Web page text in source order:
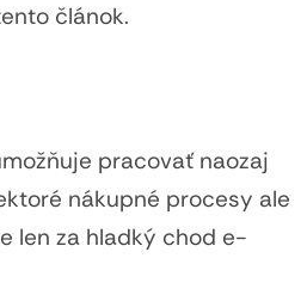
článok.
pracovať naozaj
nákupné procesy ale
len za hladký chod e-